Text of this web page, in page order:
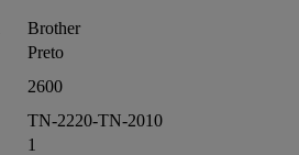
Brother
Preto
2600
TN-2220-TN-2010
1